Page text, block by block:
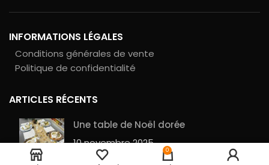
INFORMATIONS LÉGALES
Conditions générales de vente
Politique de confidentialité
ARTICLES RÉCENTS
Une table de Noël dorée
10 novembre 2025
Chiffre
anniversaire2,50
5
0